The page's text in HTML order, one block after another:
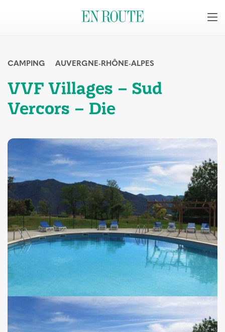
CAMPING AUVERGNE-RHÔNE-ALPES
VVF Villages – Sud
Vercors – Die